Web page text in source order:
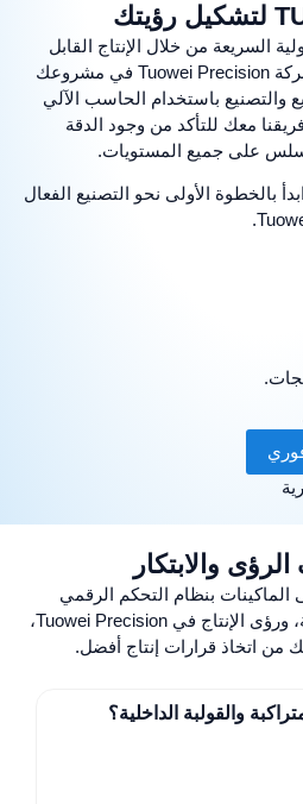
السريعة من خلال الإنتاج القابل
للتطوير، تساعدك شركة Tuowei Precision في مشروعك
والتصنيع باستخدام الحاسب الآلي
معك للتأكد من وجود الدقة
على جميع المستويات.
بالخطوة الأولى نحو التصنيع الفعال
والابتكار
بنظام التحكم الرقمي
الحقيقي، واتجاهات الصناعة، ورؤى الإنتاج في Tuowei Precision،
من اتخاذ قرارات إنتاج أفضل.
والقولبة الداخلية؟